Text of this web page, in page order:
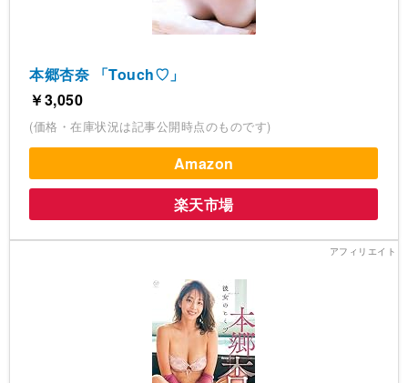
本郷杏奈 「Touch♡」
￥3,050
(価格・在庫状況は記事公開時点のものです)
Amazon
楽天市場